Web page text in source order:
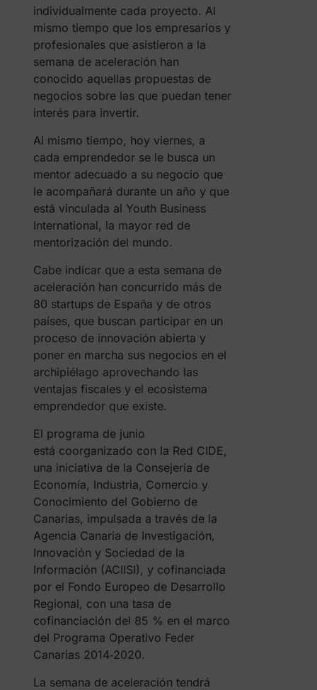
individualmente cada proyecto. Al
mismo tiempo que los empresarios y
profesionales que asistieron a la
semana de aceleración han
conocido aquellas propuestas de
negocios sobre las que puedan tener
interés para invertir.
Al mismo tiempo, hoy viernes, a
cada emprendedor se le busca un
mentor adecuado a su negocio que
le acompañará durante un año y que
está vinculada al Youth Business
International, la mayor red de
mentorización del mundo.
Cabe indicar que a esta semana de
aceleración han concurrido más de
80 startups de España y de otros
países, que buscan participar en un
proceso de innovación abierta y
poner en marcha sus negocios en el
archipiélago aprovechando las
ventajas fiscales y el ecosistema
emprendedor que existe.
El programa de junio
está coorganizado con la Red CIDE,
una iniciativa de la Consejería de
Economía, Industria, Comercio y
Conocimiento del Gobierno de
Canarias, impulsada a través de la
Agencia Canaria de Investigación,
Innovación y Sociedad de la
Información (ACIISI), y cofinanciada
por el Fondo Europeo de Desarrollo
Regional, con una tasa de
cofinanciación del 85 % en el marco
del Programa Operativo Feder
Canarias 2014‐2020.
La semana de aceleración tendrá